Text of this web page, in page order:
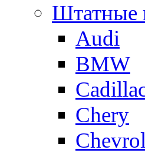
Штатные
Audi
BMW
Chery